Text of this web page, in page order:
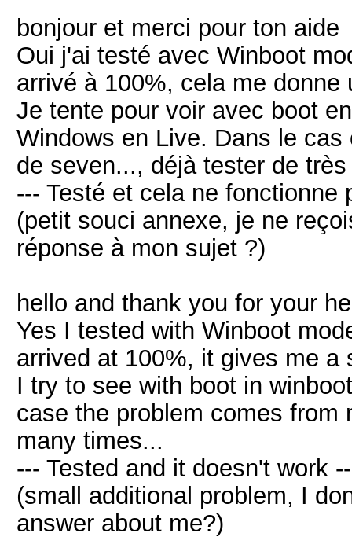
bonjour et merci pour ton aide
Oui j'ai testé avec Winboot
arrivé à 100%, cela me
Je tente pour voir avec boot
Windows en Live. Dans le
de seven..., déjà tester de
--- Testé et cela ne fonctionne
(petit souci annexe, je ne
réponse à mon sujet ?)
hello and thank you for your
Yes I tested with Winboot
arrived at 100%, it gives me a
I try to see with boot in
case the problem comes
many times...
--- Tested and it doesn't work
(small additional problem, I
answer about me?)